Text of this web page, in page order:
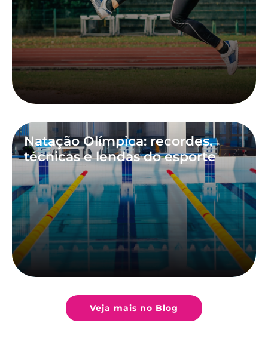
Natação Olímpica: recordes,
técnicas e lendas do esporte
Veja mais no Blog